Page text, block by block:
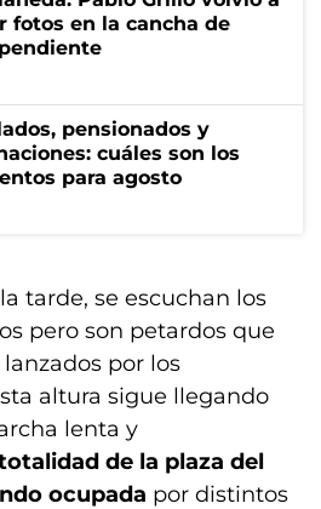
fotos en la cancha de
pensionados y
cuáles son los
para agosto
tarde, se escuchan los
pero son petardos que
por los
altura sigue llegando
lenta y
de la plaza del
ocupada por distintos